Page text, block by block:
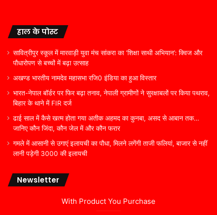
हाल के पोस्ट
सावित्रीपुर स्कूल में मारवाड़ी युवा मंच सांकरा का ‘शिक्षा साथी अभियान’: क्विज और
पौधारोपण से बच्चों में बढ़ा उत्साह
अखण्ड भारतीय नामदेव महासभा रजि0 इंडिया का हुआ विस्तार
भारत-नेपाल बॉर्डर पर फिर बढ़ा तनाव, नेपाली ग्रामीणों ने सुरक्षाबलों पर किया पथराव,
बिहार के थाने में FIR दर्ज
ढाई साल में कैसे खत्म होता गया अतीक अहमद का कुनबा, असद से आबान तक…
जानिए कौन जिंदा, कौन जेल में और कौन फरार
गमले में आसानी से उगाएं इलायची का पौधा, मिलने लगेंगी ताजी फलियां, बाजार से नहीं
लानी पड़ेगी 3000 की इलायची
Newsletter
With Product You Purchase